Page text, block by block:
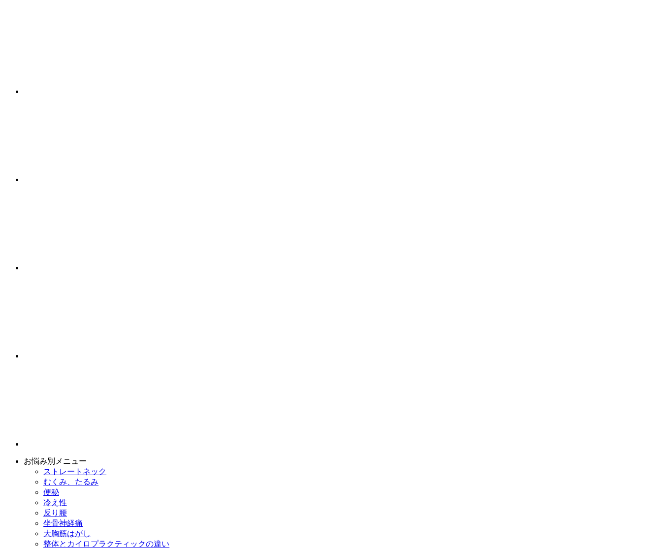
お悩み別メニュー
ストレートネック
むくみ、たるみ
便秘
冷え性
反り腰
坐骨神経痛
大胸筋はがし
整体とカイロプラクティックの違い